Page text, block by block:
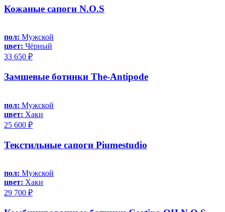
Кожаные сапоги N.O.S
пол: Мужской
цвет: Чёрный
33 650 ₽
Замшевые ботинки The-Antipode
пол: Мужской
цвет: Хаки
25 600 ₽
Текстильные сапоги Piumestudio
пол: Мужской
цвет: Хаки
29 700 ₽